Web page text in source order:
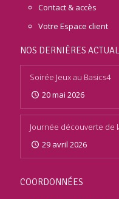
Contact & accès
Votre Espace client
NOS DERNIÈRES
Soirée Jeux au Basics4
20 mai 2026
Journée découverte de
29 avril 2026
COORDONNÉES